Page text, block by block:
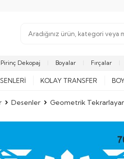
Pirinç Dekopaj Boyalar Fırçalar
KOLAY TRANSFER
Desenler Geometrik